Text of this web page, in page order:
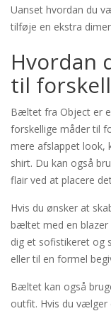
Uanset hvordan du
tilføje en ekstra
Hvordan
til
Bæltet fra Object er
forskellige måder til
mere afslappet look,
shirt. Du kan også
flair ved at placere
Hvis du ønsker at
bæltet med en blazer
dig et sofistikeret og
eller til en formel
Bæltet kan også
outfit. Hvis du